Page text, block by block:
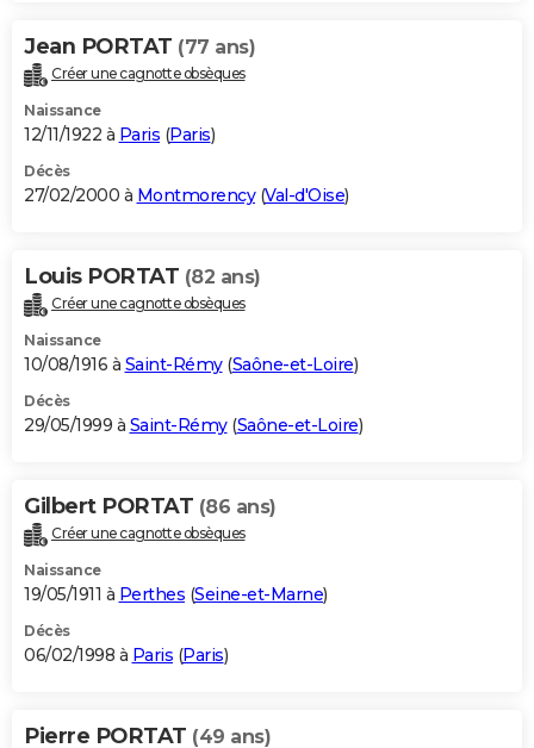
Jean PORTAT (77 ans)
Créer une cagnotte obsèques
Naissance
12/11/1922 à Paris (Paris)
Décès
27/02/2000 à Montmorency(Val-d'Oise)
Louis PORTAT (82 ans)
Créer une cagnotte obsèques
Naissance
10/08/1916 à Saint-Rémy(Saône-et-Loire)
Décès
29/05/1999 à Saint-Rémy(Saône-et-Loire)
Gilbert PORTAT (86 ans)
Créer une cagnotte obsèques
Naissance
19/05/1911 à Perthes (Seine-et-Marne)
Décès
06/02/1998 à Paris (Paris)
Pierre PORTAT (49 ans)